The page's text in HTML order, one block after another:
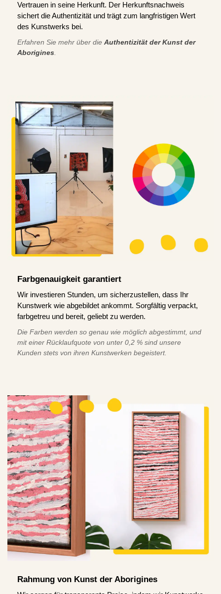
Vertrauen in seine Herkunft. Der Herkunftsnachweis
sichert die Authentizität und trägt zum langfristigen Wert
des Kunstwerks bei.
Erfahren Sie mehr über die Authentizität der Kunst der
Aborigines
Farbgenauigkeit garantiert
Wir investieren Stunden, um sicherzustellen, dass Ihr
Kunstwerk wie abgebildet ankommt. Sorgfältig verpackt,
farbgetreu und bereit, geliebt zu werden.
Die Farben werden so genau wie möglich abgestimmt, und
mit einer Rücklaufquote von unter 0,2 % sind unsere
Kunden stets von ihren Kunstwerken begeistert.
Rahmung von Kunst der Aborigines